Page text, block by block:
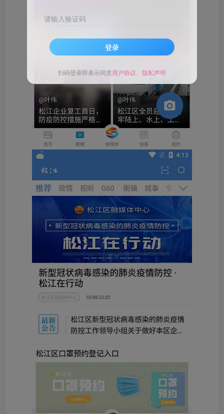
请输入验证码
登录
扫码登录即表示同意用户协议 隐私声明